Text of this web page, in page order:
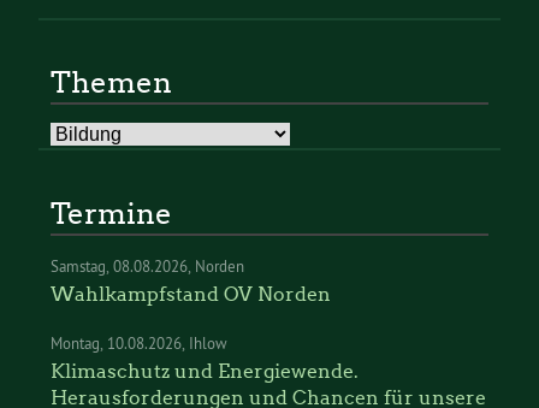
Themen
Themen
Termine
Samstag 08.08.2026 Norden
Wahlkampfstand OV Norden
Montag 10.08.2026 Ihlow
Klimaschutz und Energiewende.
Herausforderungen und Chancen für unsere